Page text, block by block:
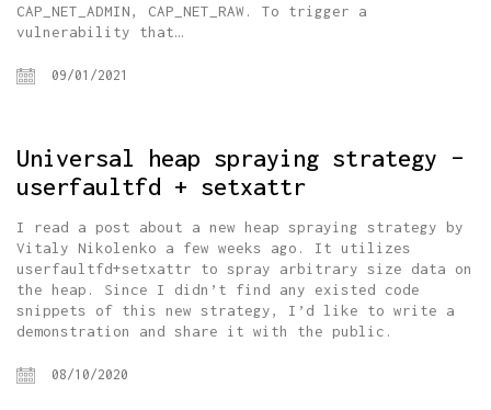
CAP_NET_ADMIN, CAP_NET_RAW. To trigger a
vulnerability that…
09/01/2021
Universal heap spraying strategy –
userfaultfd + setxattr
I read a post about a new heap spraying strategy by
Vitaly Nikolenko a few weeks ago. It utilizes
userfaultfd+setxattr to spray arbitrary size data on
the heap. Since I didn’t find any existed code
snippets of this new strategy, I’d like to write a
demonstration and share it with the public.
08/10/2020